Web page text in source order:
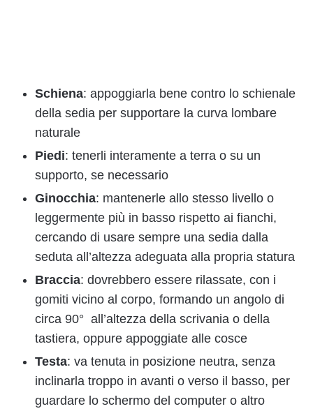
Schiena: appoggiarla bene contro lo schienale
della sedia per supportare la curva lombare
naturale
Piedi: tenerli interamente a terra o su un
supporto, se necessario
Ginocchia: mantenerle allo stesso livello o
leggermente più in basso rispetto ai fianchi,
cercando di usare sempre una sedia dalla
seduta all’altezza adeguata alla propria statura
Braccia: dovrebbero essere rilassate, con i
gomiti vicino al corpo, formando un angolo di
circa 90° all’altezza della scrivania o della
tastiera, oppure appoggiate alle cosce
Testa: va tenuta in posizione neutra, senza
inclinarla troppo in avanti o verso il basso, per
guardare lo schermo del computer o altro